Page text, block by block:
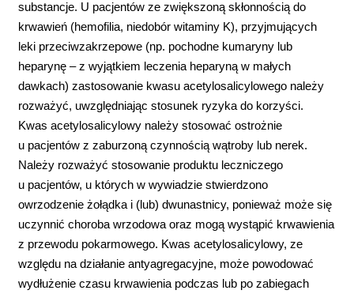
substancje. U pacjentów ze zwiększoną skłonnością do
krwawień (hemofilia, niedobór witaminy K), przyjmujących
leki przeciwzakrzepowe (np. pochodne kumaryny lub
heparynę – z wyjątkiem leczenia heparyną w małych
dawkach) zastosowanie kwasu acetylosalicylowego należy
rozważyć, uwzględniając stosunek ryzyka do korzyści.
Kwas acetylosalicylowy należy stosować ostrożnie
u pacjentów z zaburzoną czynnością wątroby lub nerek.
Należy rozważyć stosowanie produktu leczniczego
u pacjentów, u których w wywiadzie stwierdzono
owrzodzenie żołądka i (lub) dwunastnicy, ponieważ może się
uczynnić choroba wrzodowa oraz mogą wystąpić krwawienia
z przewodu pokarmowego. Kwas acetylosalicylowy, ze
względu na działanie antyagregacyjne, może powodować
wydłużenie czasu krwawienia podczas lub po zabiegach